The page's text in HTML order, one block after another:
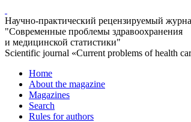
Научно-практический рецензируемый
"Современные проблемы здравоохранения
и медицинской статистики"
Scientific journal «Current problems of health
Home
About the magazine
Magazines
Search
Rules for authors